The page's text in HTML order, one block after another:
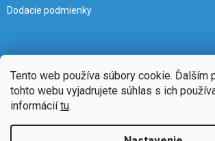
Tento web používa súbory cookie. Ďalším
tohto webu vyjadrujete súhlas s ich
informáciítu.
Dodacie podmienky